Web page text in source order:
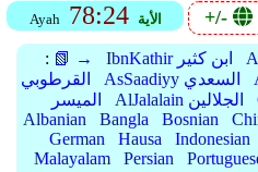
Ayah 78:24 الأية +/-
: 📗 → IbnKathir ابن كثير
القرطوبي
AsSaadiyy السعدي
الميسر
AlJalalain الجلالين
Albanian
Bangla Bosnian
German
Hausa Indonesian
Malayalam
Persian